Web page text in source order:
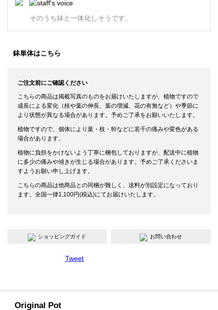
Original Pot
そのうち鉢と一体化しそうです。
鉢単体はこちら
ご注文前にご確認ください
こちらの商品は掲載写真のものをお届けいたしますが、植物ですので
成長による変化（枝や葉の伸長、葉の増減、花の有無など）や季節に
より状態が異なる場合があります。予めご了承をお願いいたします。
植物ですので、個体により葉・枝・幹などに若干の痛みや変色がある
場合があります。
植物に負担をかけないよう丁寧に梱包しておりますが、配送中に植物
に多少の痛みや傾きが生じる場合があります。予めご了承くださいま
すようお願い申し上げます。
こちらの商品は他商品との同梱が難しく、送料が別設定になっており
ます。全国一律1,100円(税込)にてお届けいたします。
ショッピングガイド お問い合わせ
Tweet